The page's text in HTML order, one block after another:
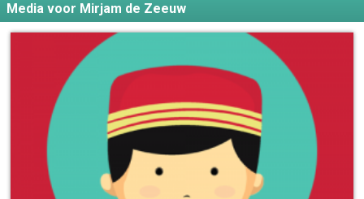
Media voor Mirjam de Zeeuw